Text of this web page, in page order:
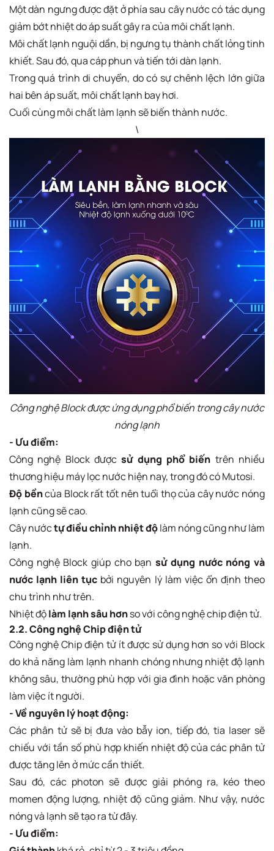
Một dàn ngưng được đặt ở phía sau cây nước có tác dụng
giảm bớt nhiệt do áp suất gây ra của môi chất lạnh.
Môi chất lạnh nguội dần, bị ngưng tụ thành chất lỏng tinh
khiết. Sau đó, qua cáp phun và tiến tới dàn lạnh.
Trong quá trình di chuyển, do có sự chênh lệch lớn giữa
hai bên áp suất, môi chất lạnh bay hơi.
Cuối cùng môi chất làm lạnh sẽ biến thành nước.
\
Công nghệ Block được ứng dụng phổ biến trong cây nước
nóng lạnh
- Ưu điểm:
Công nghệ Block đượcsử dụng phổ biến trên nhiều
thương hiệu máy lọc nước hiện nay, trong đó có Mutosi.
Độ bềncủa Block rất tốt nên tuổi thọ của cây nước nóng
lạnh cũng sẽ cao.
Cây nướctự điều chỉnh nhiệt độlàm nóng cũng như làm
lạnh.
Công nghệ Block giúp cho bạnsử dụng nước nóng và
nước lạnh liên tục bởi nguyên lý làm việc ổn định theo
chu trình như trên.
Nhiệt độlàm lạnh sâu hơnso với công nghệ chip điện tử.
2.2. Công nghệ Chip điện tử
Công nghệ Chip điện tử ít được sử dụng hơn so với Block
do khả năng làm lạnh nhanh chóng nhưng nhiệt độ lạnh
không sâu, thường phù hợp với gia đình hoặc văn phòng
làm việc ít người.
- Về nguyên lý hoạt động:
Các phân tử sẽ bị đưa vào bẫy ion, tiếp đó, tia laser sẽ
chiếu với tần số phù hợp khiến nhiệt độ của các phân tử
được tăng lên ở mức cần thiết.
Sau đó, các photon sẽ được giải phóng ra, kéo theo
momen động lượng, nhiệt độ cũng giảm. Như vậy, nước
nóng và lạnh sẽ tạo ra từ đây.
- Ưu điểm: